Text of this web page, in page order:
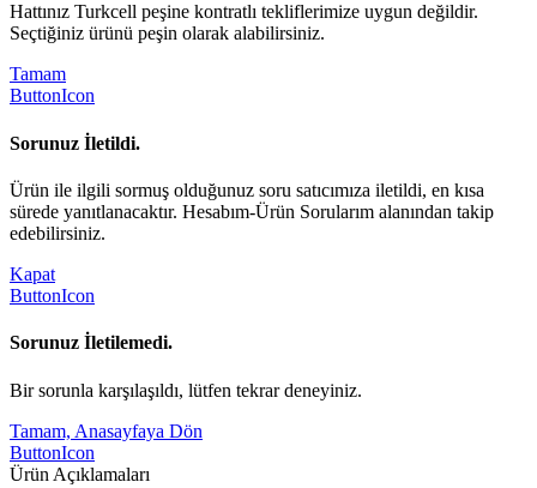
Hattınız Turkcell peşine kontratlı tekliflerimize uygun değildir.
Seçtiğiniz ürünü peşin olarak alabilirsiniz.
Tamam
ButtonIcon
Sorunuz İletildi.
Ürün ile ilgili sormuş olduğunuz soru satıcımıza iletildi, en kısa
sürede yanıtlanacaktır. Hesabım-Ürün Sorularım alanından takip
edebilirsiniz.
Kapat
ButtonIcon
Sorunuz İletilemedi.
Bir sorunla karşılaşıldı, lütfen tekrar deneyiniz.
Tamam, Anasayfaya Dön
ButtonIcon
Ürün Açıklamaları